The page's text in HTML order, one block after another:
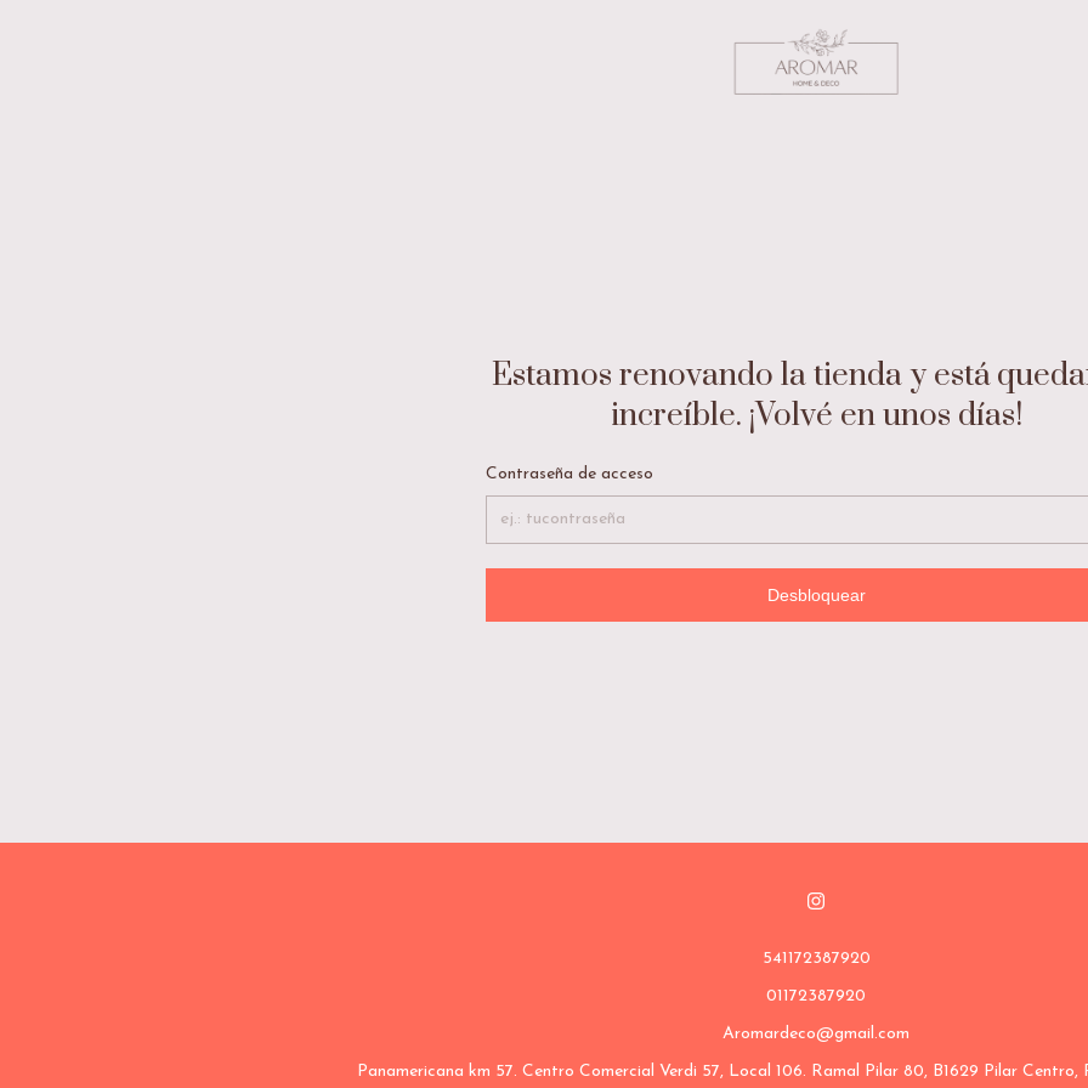
Estamos renovando la tienda y está
increíble. ¡Volvé en unos días!
Contraseña de acceso
Desbloquear
541172387920
01172387920
Aromardeco@gmail.com
Panamericana km 57. Centro Comercial Verdi 57, Local 106. Ramal Pilar 80, B1629 Pilar Centro,